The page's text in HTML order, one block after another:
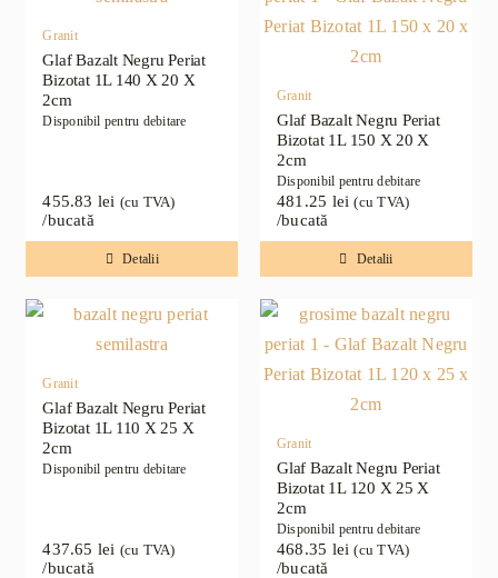
Granit
Glaf Bazalt Negru Periat
Bizotat 1L 140 X 20 X
2cm
Disponibil pentru debitare
455.83 lei (cu TVA)
/bucată
Detalii
Granit
Glaf Bazalt Negru Periat
Bizotat 1L 150 X 20 X
2cm
Disponibil pentru debitare
481.25 lei (cu TVA)
/bucată
Detalii
Granit
Glaf Bazalt Negru Periat
Bizotat 1L 110 X 25 X
2cm
Disponibil pentru debitare
437.65 lei (cu TVA)
/bucată
Granit
Glaf Bazalt Negru Periat
Bizotat 1L 120 X 25 X
2cm
Disponibil pentru debitare
468.35 lei (cu TVA)
/bucată